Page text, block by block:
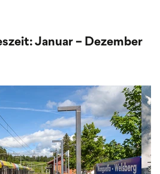
Januar - Dezember